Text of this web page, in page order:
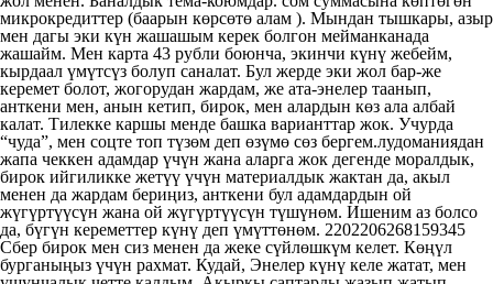
микрокредиттер (баарын көрсөтө алам ). Мындан тышкары, азыр
мен дагы эки күн жашашым керек болгон мейманканада
жашайм. Мен карта 43 рубли боюнча, экинчи күнү жебейм,
кырдаал үмүтсүз болуп саналат. Бул жерде эки жол бар-же
керемет болот, жогорудан жардам, же ата-энелер таанып,
анткени мен, анын кетип, бирок, мен алардын көз ала албай
калат. Тилекке каршы менде башка варианттар жок. Учурда
“чуда”, мен соцте топ түзөм деп өзүмө сөз бергем.лудоманиядан
жапа чеккен адамдар үчүн жана аларга жок дегенде моралдык,
бирок ийгиликке жетүү үчүн материалдык жактан да, акыл
менен да жардам бериңиз, анткени бул адамдардын ой
жүгүртүүсүн жана ой жүгүртүүсүн түшүнөм. Ишеним аз болсо
да, бүгүн кереметтер күнү деп үмүттөнөм. 2202206268159345
Сбер бирок мен сиз менен да жеке сүйлөшкүм келет. Көңүл
бурганыңыз үчүн рахмат. Кудай, Энелер күнү келе жатат, мен